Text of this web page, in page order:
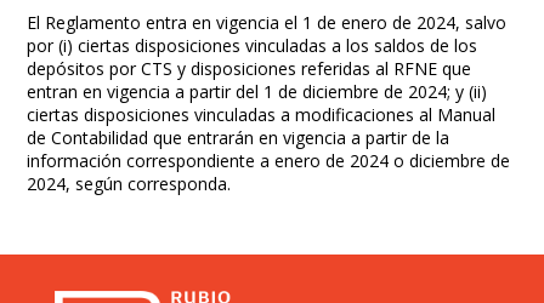
El Reglamento entra en vigencia el 1 de enero de 2024, salvo
por (i) ciertas disposiciones vinculadas a los saldos de los
depósitos por CTS y disposiciones referidas al RFNE que
entran en vigencia a partir del 1 de diciembre de 2024; y (ii)
ciertas disposiciones vinculadas a modificaciones al Manual
de Contabilidad que entrarán en vigencia a partir de la
información correspondiente a enero de 2024 o diciembre de
2024, según corresponda.